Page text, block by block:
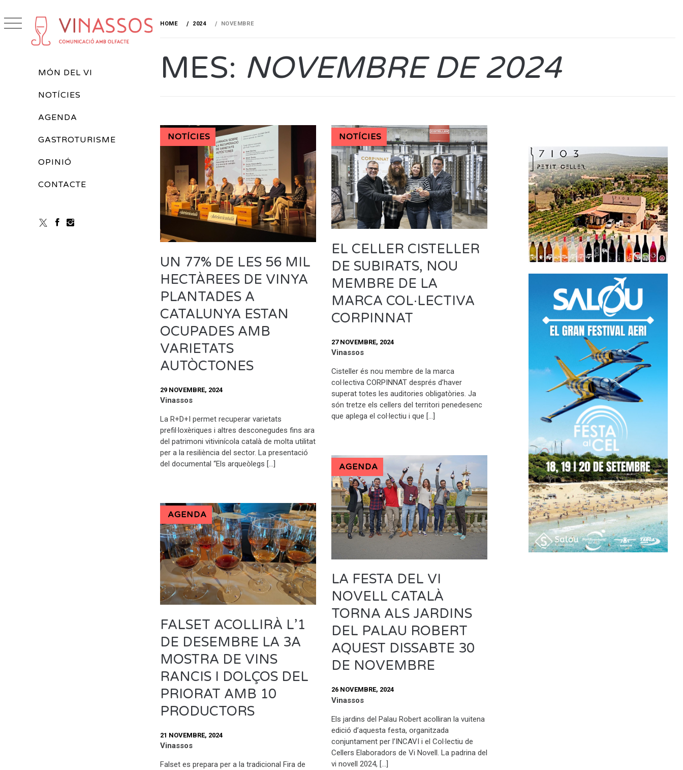
Primary
MÓN DEL VI
NOTÍCIES
AGENDA
GASTROTURISME
OPINIÓ
CONTACTE
to
content
HOME 2024 NOVEMBRE
MES: NOVEMBRE DE 2024
NOTÍCIES
UN 77% DE LES 56 MIL
HECTÀREES DE VINYA
PLANTADES A
CATALUNYA ESTAN
OCUPADES AMB
VARIETATS
AUTÒCTONES
29 NOVEMBRE, 2024
Vinassos
La R+D+I permet recuperar varietats
prefil·loxèriques i altres desconegudes fins ara
del patrimoni vitivinícola català de molta utilitat
per a la resiliència del sector. La presentació
del documental “Els arqueòlegs […]
NOTÍCIES
EL CELLER CISTELLER
DE SUBIRATS, NOU
MEMBRE DE LA
MARCA COL·LECTIVA
CORPINNAT
27 NOVEMBRE, 2024
Vinassos
Cisteller és nou membre de la marca
col·lectiva CORPINNAT després d’haver
superat totes les auditories obligatòries. Ja
són tretze els cellers del territori penedesenc
que aplega el col·lectiu i que […]
AGENDA
LA FESTA DEL VI
NOVELL CATALÀ
TORNA ALS JARDINS
DEL PALAU ROBERT
AQUEST DISSABTE 30
DE NOVEMBRE
26 NOVEMBRE, 2024
Vinassos
Els jardins del Palau Robert acolliran la vuitena
edició d’aquesta festa, organitzada
conjuntament per l’INCAVI i el Col·lectiu de
Cellers Elaboradors de Vi Novell. La padrina del
vi novell 2024, […]
AGENDA
FALSET ACOLLIRÀ L’1
DE DESEMBRE LA 3A
MOSTRA DE VINS
RANCIS I DOLÇOS DEL
PRIORAT AMB 10
PRODUCTORS
21 NOVEMBRE, 2024
Vinassos
Falset es prepara per a la tradicional Fira de